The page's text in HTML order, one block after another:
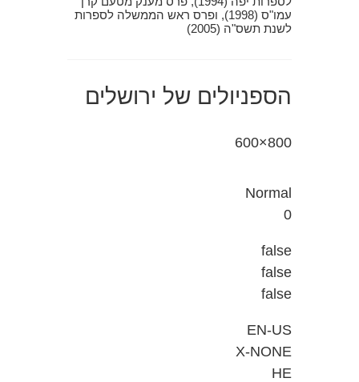
עמו"ס (1998), ופרס ראש הממשלה לספרות
לשנת תשס"ה (2005)
הספניולים של ירושלים
800×600
Normal
0
false
false
false
EN-US
X-NONE
HE